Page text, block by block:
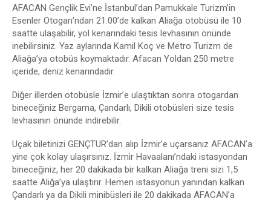
AFACAN Gençlik Evi’ne İstanbul’dan Pamukkale Turizm’in
Esenler Otogarı’ndan 21.00’de kalkan Aliağa otobüsü ile 10
saatte ulaşabilir, yol kenarındaki tesis levhasının önünde
inebilirsiniz. Yaz aylarında Kamil Koç ve Metro Turizm de
Aliağa’ya otobüs koymaktadır. Afacan Yoldan 250 metre
içeride, deniz kenarındadır.
Diğer illerden otobüsle İzmir’e ulaştıktan sonra otogardan
bineceğiniz Bergama, Çandarlı, Dikili otobüsleri size tesis
levhasının önünde indirebilir.
Uçak biletinizi GENÇTUR’dan alıp İzmir’e uçarsanız AFACAN’a
yine çok kolay ulaşırsınız. İzmir Havaalanı’ndaki istasyondan
bineceğiniz, her 20 dakikada bir kalkan Aliağa treni sizi 1,5
saatte Aliğa’ya ulaştırır. Hemen istasyonun yanından kalkan
Çandarlı ya da Dikili minibüsleri ile 20 dakikada AFACAN’a